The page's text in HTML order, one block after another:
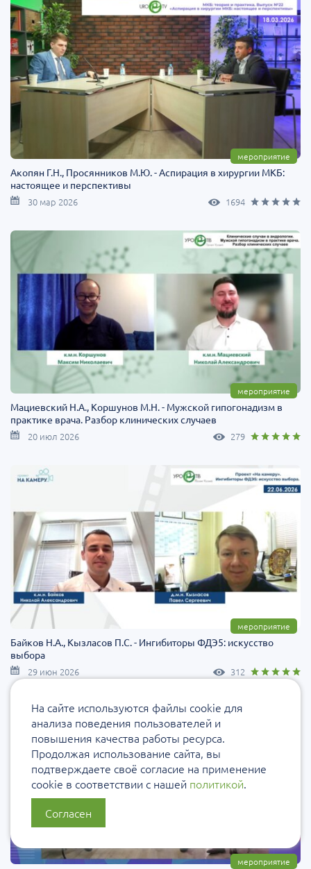
мероприятие
Акопян Г.Н., Просянников М.Ю. - Аспирация в хирургии МКБ:
настоящее и перспективы
30 мар 2026 1694
мероприятие
Мациевский Н.А., Коршунов М.Н. - Мужской гипогонадизм в
практике врача. Разбор клинических случаев
20 июл 2026 279
мероприятие
Байков Н.А., Кызласов П.C. - Ингибиторы ФДЭ5: искусство
выбора
29 июн 2026 312
мероприятие
На сайте используются файлы cookie для
анализа поведения пользователей и
повышения качества работы ресурса.
Продолжая использование сайта, вы
подтверждаете своё согласие на применение
cookie в соответствии с нашей политикой.
Согласен